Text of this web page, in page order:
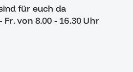
für euch da
Fr. von 8.00 - 16.30 Uhr